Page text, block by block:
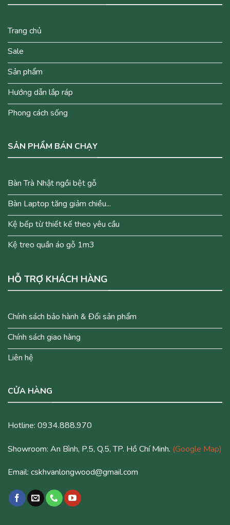
Trang chủ
Sale
Sản phẩm
Hướng dẫn lắp ráp
Phong cách sống
SẢN PHẨM BÁN CHẠY
Bàn Trà Nhật ngồi bệt gỗ
Bàn Laptop tăng giảm chiều...
Kệ bếp từ thiết kế theo yêu cầu
Kệ treo quần áo gỗ 1m3
HỖ TRỢ KHÁCH HÀNG
Chính sách bảo hành & Đổi sản phẩm
Chính sách giao hàng
Liên hệ
CỬA HÀNG
Hotline: 0934.888.970
Showroom: An Bình, P.5, Q.5, TP. Hồ Chí Minh. (Google Map)
Email: cskhvanlongwood@gmail.com